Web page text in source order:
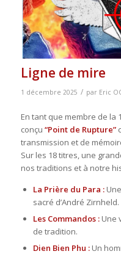
Ligne de mire
1 décembre 2025 / par Eric
En tant que membre de la
conçu “Point de Rupture”
transmission et de
Sur les 18 titres, une
nos traditions et à notre
La Prière du Para :
sacré d’André Zirnheld.
Les Commandos :Une
de tradition.
Dien Bien Phu :Un